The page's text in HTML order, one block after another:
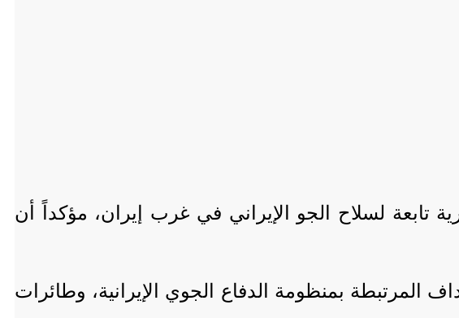
لسلاح الجو الإيراني في غرب إيران، مؤكداً أن
بمنظومة الدفاع الجوي الإيرانية، وطائرات